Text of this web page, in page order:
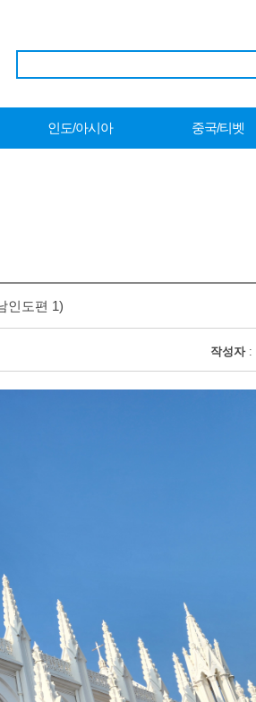
인도/아시아 중국/티벳
인도편 1)
작성자: